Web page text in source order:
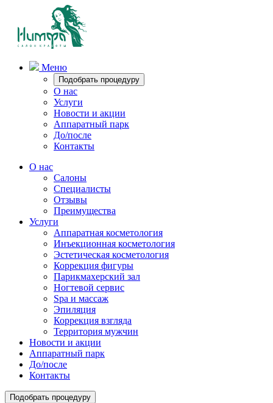
Меню
Подобрать процедуру
О нас
Услуги
Новости и акции
Аппаратный парк
До/после
Контакты
О нас
Салоны
Специалисты
Отзывы
Преимущества
Услуги
Аппаратная косметология
Инъекционная косметология
Эстетическая косметология
Коррекция фигуры
Парикмахерский зал
Ногтевой сервис
Spa и массаж
Эпиляция
Коррекция взгляда
Территория мужчин
Новости и акции
Аппаратный парк
До/после
Контакты
Подобрать процедуру